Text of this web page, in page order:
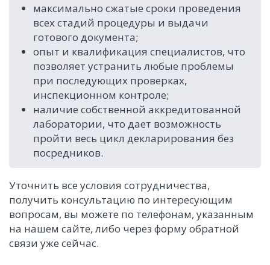
максимально сжатые сроки проведения
всех стадий процедуры и выдачи
готового документа;
опыт и квалификация специалистов, что
позволяет устранить любые проблемы
при последующих проверках,
инспекционном контроле;
наличие собственной аккредитованной
лаборатории, что дает возможность
пройти весь цикл декларирования без
посредников.
Уточнить все условия сотрудничества,
получить консультацию по интересующим
вопросам, вы можете по телефонам, указанным
на нашем сайте, либо через форму обратной
связи уже сейчас.